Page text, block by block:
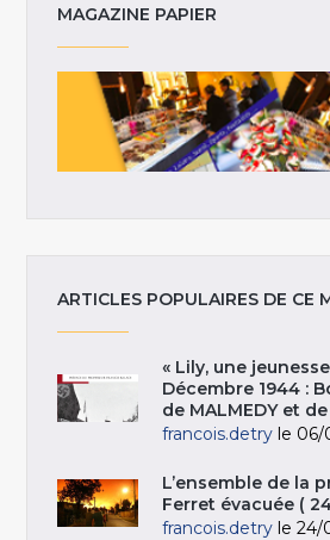
MAGAZINE PAPIER
ARTICLES POPULAIRES DE CE
« Lily, une
Décembre 1944 :
de MALMEDY et
francois.detry le 06/
L’ensemble de la
Ferret évacuée (
francois.detry le 24/